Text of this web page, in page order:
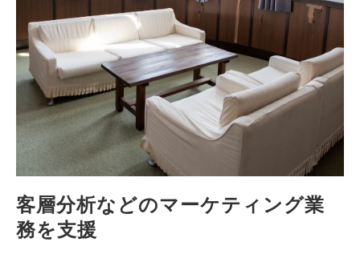
客層分析などのマーケティング業
務を支援